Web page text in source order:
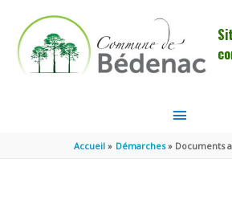
MENU
Accueil Démarches Documents